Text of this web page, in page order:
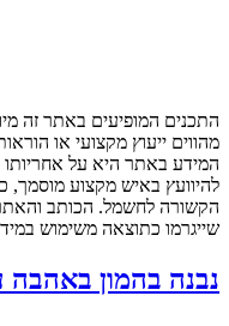
התכנים המופיעים באתר זה
מהווים ייעוץ מקצועי או
המידע באתר היא על
להיוועץ באיש מקצוע מוסמך,
הקשורה לחשמל. הכותב
שייגרמו כתוצאה משימוש
נבנה בהמון באהבה